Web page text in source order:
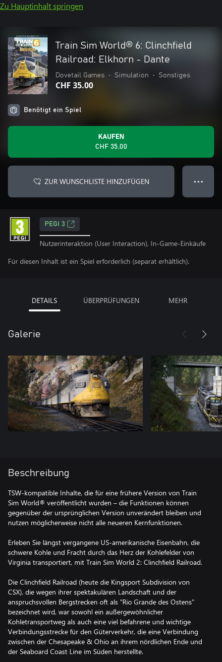
Zu Hauptinhalt springen
Train Sim World® 6: Clinchfield
Railroad: Elkhorn - Dante
Dovetail Games • Simulation • Sonstiges
CHF 35.00
Benötigt ein Spiel
KAUFEN
CHF 35.00
ZUR WUNSCHLISTE HINZUFÜGEN ● ● ●
PEGI 3
Nutzerinteraktion (User Interaction), In-Game-Einkäufe
Für diesen Inhalt ist ein Spiel erforderlich (separat erhältlich).
DETAILS ÜBERPRÜFUNGEN MEHR
Galerie
Beschreibung
TSW-kompatible Inhalte, die für eine frühere Version von Train
Sim World® veröffentlicht wurden – die Funktionen können
gegenüber der ursprünglichen Version unverändert bleiben und
nutzen möglicherweise nicht alle neueren Kernfunktionen.
Erleben Sie längst vergangene US-amerikanische Eisenbahn, die
schwere Kohle und Fracht durch das Herz der Kohlefelder von
Virginia transportiert, mit Train Sim World 2: Clinchfield Railroad.
Die Clinchfield Railroad (heute die Kingsport Subdivision von
CSX), die wegen ihrer spektakulären Landschaft und der
anspruchsvollen Bergstrecken oft als "Rio Grande des Ostens"
bezeichnet wird, war sowohl ein außergewöhnlicher
Kohletransportweg als auch eine viel befahrene und wichtige
Verbindungsstrecke für den Güterverkehr, die eine Verbindung
zwischen der Chesapeake & Ohio an ihrem nördlichen Ende und
der Seaboard Coast Line im Süden herstellte.